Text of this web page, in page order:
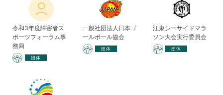
令和3年度障害者ス
ポーツフォーラム事
務局
団体
一般社団法人日本ゴ
ールボール協会
団体
江東シーサイドマラ
ソン大会実行委員会
団体